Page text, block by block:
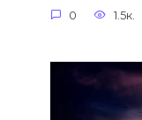
0 1.5к.